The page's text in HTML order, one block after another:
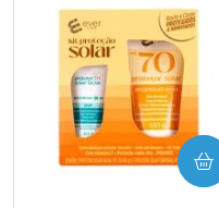
COMPRAR